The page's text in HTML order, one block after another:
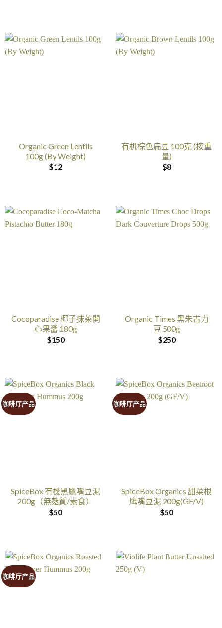
Organic Green Lentils
100g (By Weight)
$12
有机棕色扁豆 100克 (按重
量)
$8
Cocoparadise 椰子抹茶開
心果醬 180g
$150
Organic Times 黑朱古力
豆 500g
$250
咖啡厅产品
SpiceBox 有機黑鷹嘴豆泥
200g（無麩質/素食）
$50
咖啡厅产品
SpiceBox Organics 甜菜根
鹰嘴豆泥 200g(GF/V)
$50
咖啡厅产品